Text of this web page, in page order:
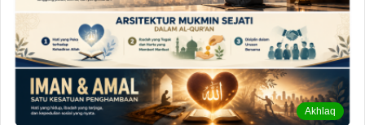
Akhlaq